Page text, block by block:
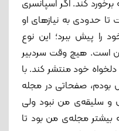
کند. اگر اسپانسری
حدودی به نیازهای او
را پیش ببرد؛ این نوع
است. هیچ‌ وقت سردبیر
خود منتشر کند. با
بودم، صفحاتی در مجله
و سلیقه‌ی من نبود ولی
بیشتر مجله‌ی من بود تا